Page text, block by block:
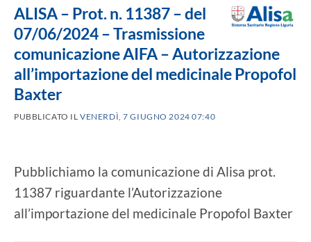
ALISA – Prot. n. 11387 – del
07/06/2024 – Trasmissione
comunicazione AIFA – Autorizzazione
all’importazione del medicinale Propofol
Baxter
PUBBLICATO ILVENERDÌ, 7 GIUGNO 2024 07:40
Pubblichiamo la comunicazione di Alisa prot.
11387 riguardante l’Autorizzazione
all’importazione del medicinale Propofol Baxter